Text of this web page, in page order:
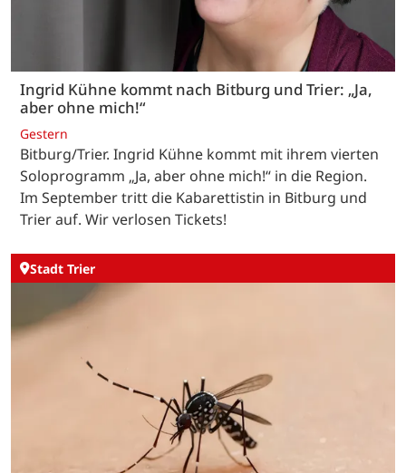
Ingrid Kühne kommt nach Bitburg und Trier: „Ja,
aber ohne mich!“
Gestern
Bitburg/Trier. Ingrid Kühne kommt mit ihrem vierten
Soloprogramm „Ja, aber ohne mich!“ in die Region.
Im September tritt die Kabarettistin in Bitburg und
Trier auf. Wir verlosen Tickets!
Stadt Trier